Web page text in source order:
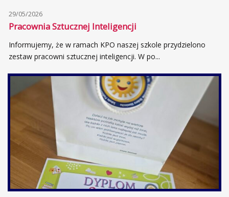
29/05/2026
Pracownia Sztucznej Inteligencji
Informujemy, że w ramach KPO naszej szkole przydzielono
zestaw pracowni sztucznej inteligencji. W po...